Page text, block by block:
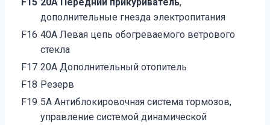
дополнительные гнезда электропитания
F16 40А Левая цепь обогреваемого ветрового
стекла
F17 20А Дополнительный отопитель
F18 Резерв
F19 5А Антиблокировочная система тормозов,
управление системой динамической